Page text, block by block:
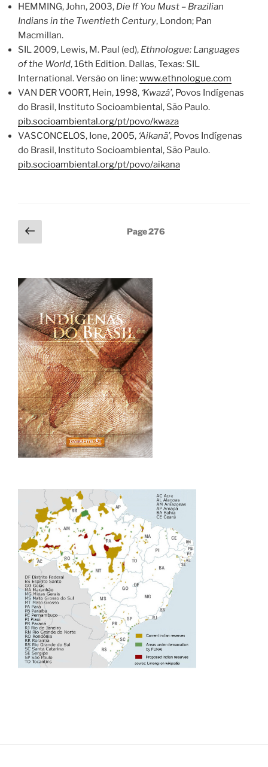
HEMMING, John, 2003, Die If You Must – Brazilian
Indians in the Twentieth Century, London; Pan
Macmillan.
SIL 2009, Lewis, M. Paul (ed), Ethnologue: Languages
of the World, 16th Edition. Dallas, Texas: SIL
International. Versão on line:www.ethnologue.com
VAN DER VOORT, Hein, 1998, ‘Kwazá’, Povos Indígenas
do Brasil, Instituto Socioambiental, São Paulo.
pib.socioambiental.org/pt/povo/kwaza
VASCONCELOS, Ione, 2005, ‘Aikanã’, Povos Indígenas
do Brasil, Instituto Socioambiental, São Paulo.
pib.socioambiental.org/pt/povo/aikana
Posts
navigation
Previous
page
Page276